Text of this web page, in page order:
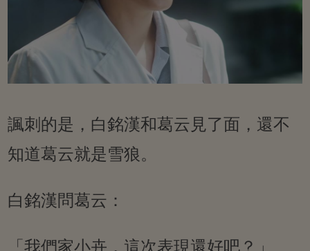
諷刺的是，白銘漢和葛云見了面，還不
知道葛云就是雪狼。
白銘漢問葛云：
「我們家小卉，這次表現還好吧？」